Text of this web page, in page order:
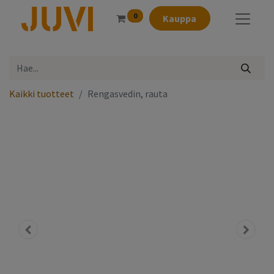
0 Kauppa
Kaikki tuotteet Rengasvedin, rauta